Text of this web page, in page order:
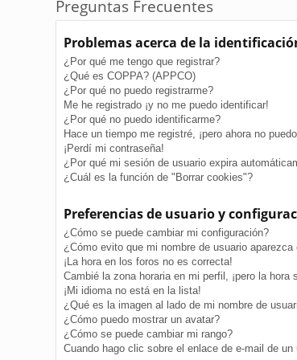
Preguntas Frecuentes
Problemas acerca de la
¿Por qué me tengo que registrar?
¿Qué es COPPA? (APPCO)
¿Por qué no puedo registrarme?
Me he registrado ¡y no me puedo identificar!
¿Por qué no puedo identificarme?
Hace un tiempo me registré, ¡pero ahora no
¡Perdí mi contraseña!
¿Por qué mi sesión de usuario expira
¿Cuál es la función de "Borrar cookies"?
Preferencias de usuario y
¿Cómo se puede cambiar mi configuración?
¿Cómo evito que mi nombre de usuario
¡La hora en los foros no es correcta!
Cambié la zona horaria en mi perfil, ¡pero la hora
¡Mi idioma no está en la lista!
¿Qué es la imagen al lado de mi nombre de
¿Cómo puedo mostrar un avatar?
¿Cómo se puede cambiar mi rango?
Cuando hago clic sobre el enlace de e-mail de